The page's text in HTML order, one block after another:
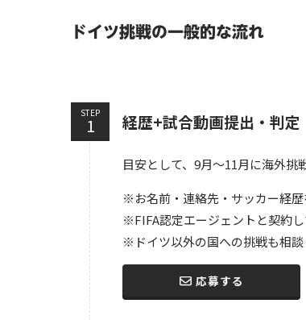
ドイツ挑戦の一般的な流れ
STEP 経歴+試合動画提出・判定
目安として、9月〜11月に海外挑
※お名前・連絡先・サッカー経
※FIFA認定エージェントと契約し
※ドイツ以外の国への挑戦も相談
応募する